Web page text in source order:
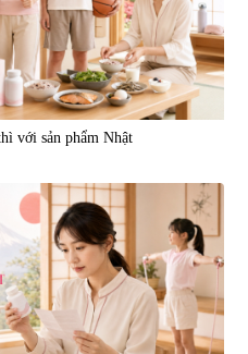
với sản phẩm Nhật